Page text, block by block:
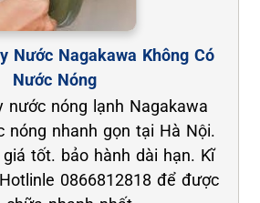
Nước Nagakawa Không Có
Nước Nóng
nước nóng lạnh Nagakawa
nóng nhanh gọn tại Hà Nội.
tốt. bảo hành dài hạn. Kĩ
0866812818 để được